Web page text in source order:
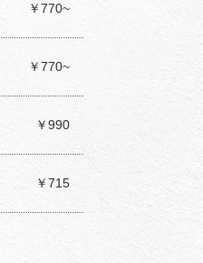
￥770~
￥770~
￥990
￥715